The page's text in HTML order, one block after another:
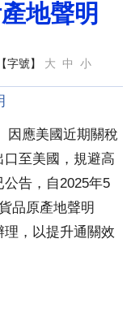
地聲明
【字號】 大 中 小
因應美國近期關稅
至美國，規避高
告，自2025年5
品原產地聲明
，以提升通關效